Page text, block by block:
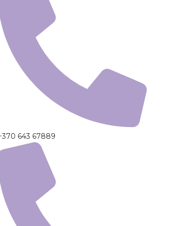
643 67889